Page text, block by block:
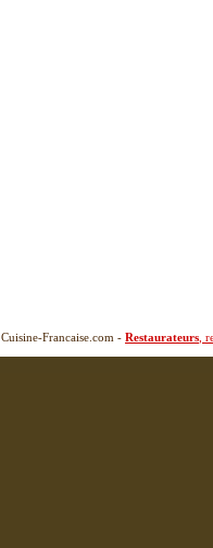
Cuisine-Francaise.com - Restaurateurs ,